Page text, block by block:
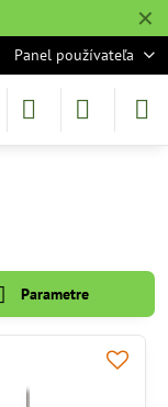
✕
Panel používateľa
Parametre